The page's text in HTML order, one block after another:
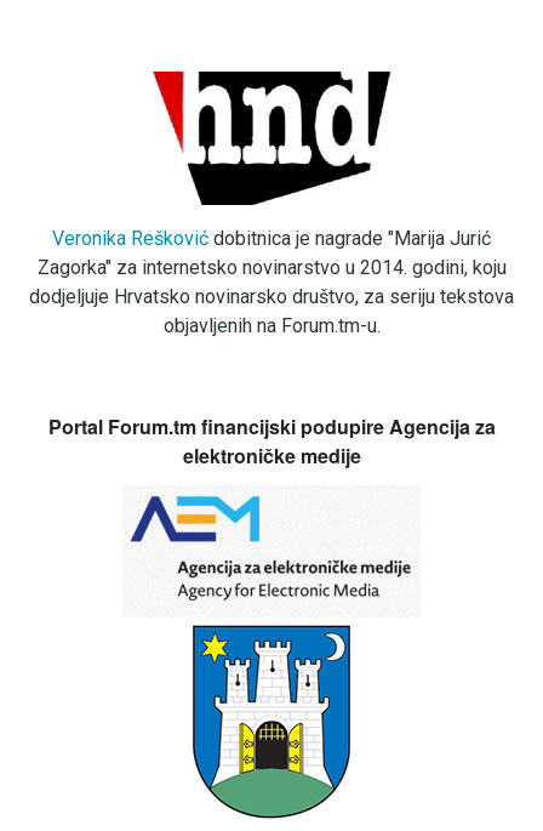
Veronika Rešković dobitnica je nagrade "Marija Jurić
Zagorka" za internetsko novinarstvo u 2014. godini, koju
dodjeljuje Hrvatsko novinarsko društvo, za seriju tekstova
objavljenih na Forum.tm-u.
Portal Forum.tm financijski podupire Agencija za
elektroničke medije